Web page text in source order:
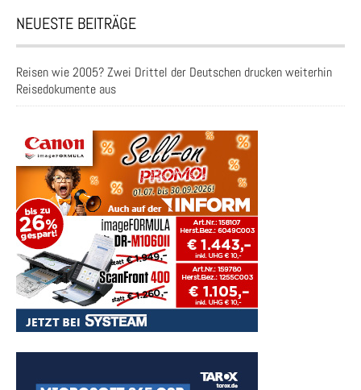
NEUESTE BEITRÄGE
Reisen wie 2005? Zwei Drittel der Deutschen drucken weiterhin
Reisedokumente aus